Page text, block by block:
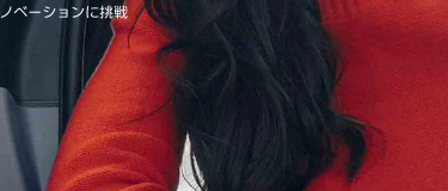
ベーションに挑戦